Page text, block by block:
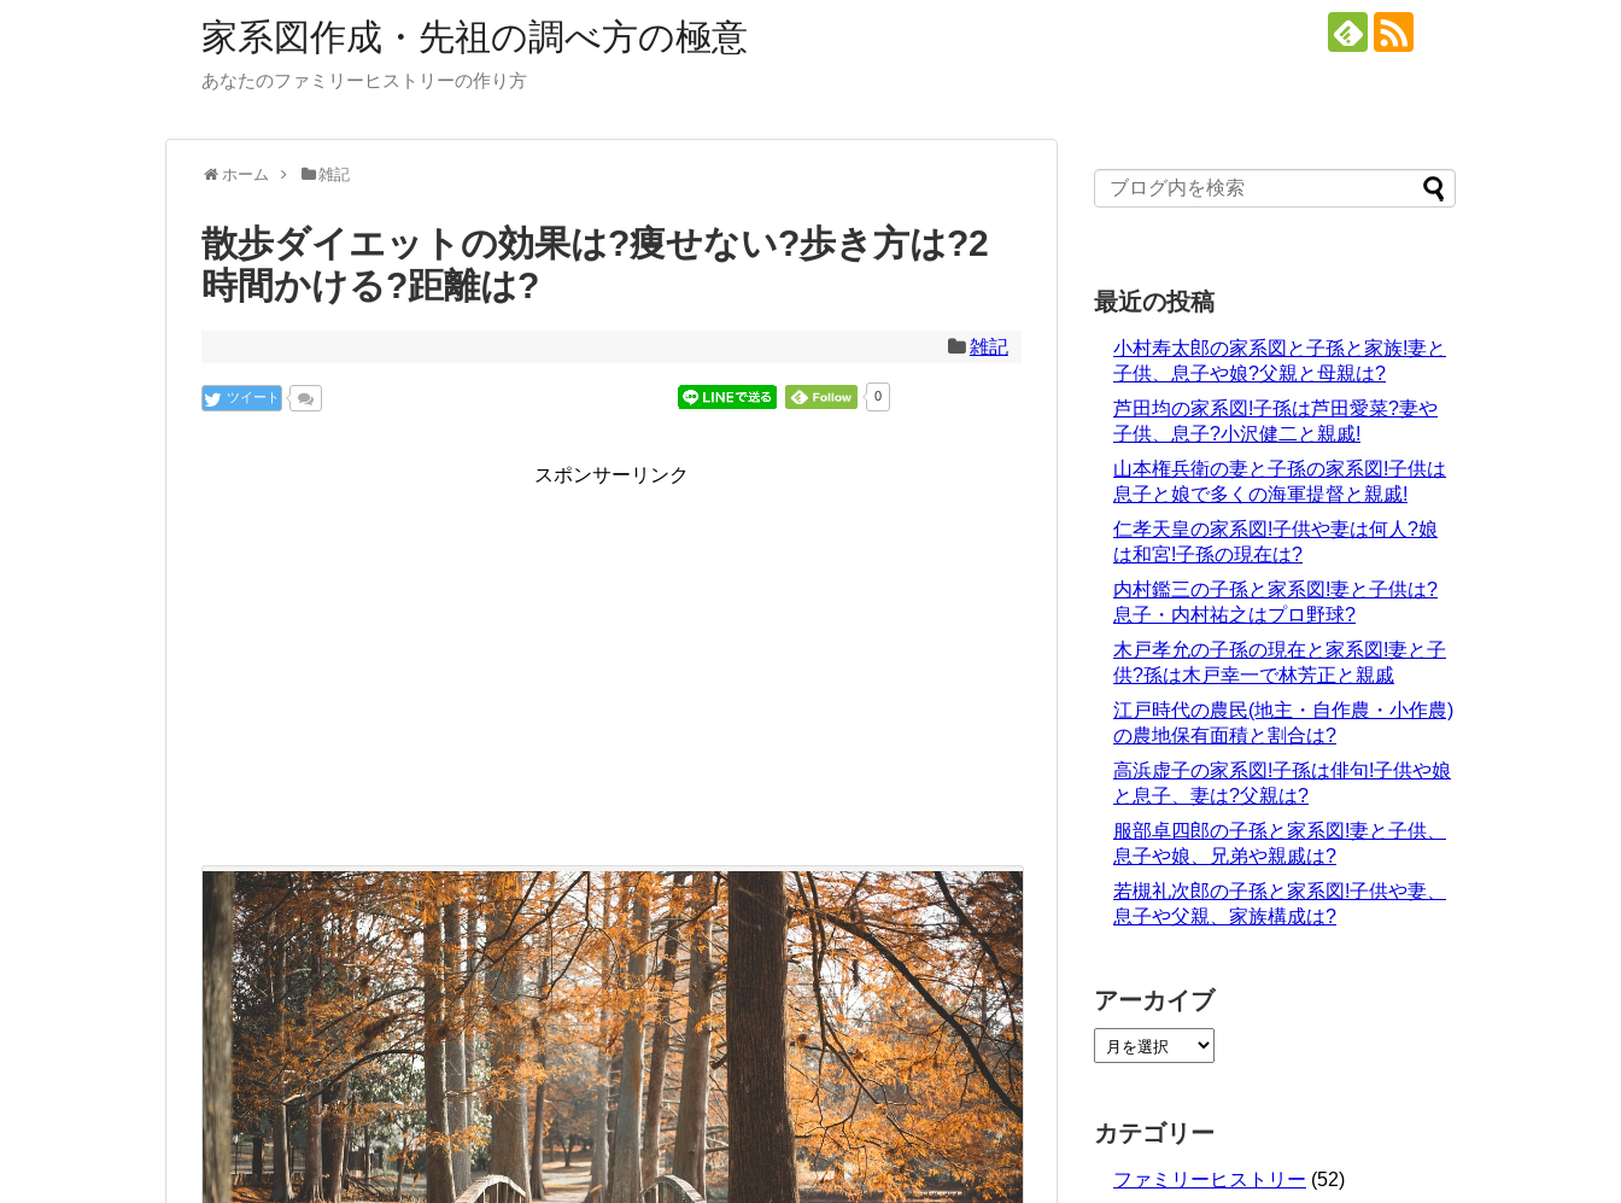
家系図作成・先祖の調べ方の極意
あなたのファミリーヒストリーの作り方
ホーム 雑記
散歩ダイエットの効果は?痩せない?歩き方は?2
時間かける?距離は?
雑記
ツイート 0
スポンサーリンク
最近の投稿
小村寿太郎の家系図と子孫と家族!妻と
子供、息子や娘?父親と母親は?
芦田均の家系図!子孫は芦田愛菜?妻や
子供、息子?小沢健二と親戚!
山本権兵衛の妻と子孫の家系図!子供は
息子と娘で多くの海軍提督と親戚!
仁孝天皇の家系図!子供や妻は何人?娘
は和宮!子孫の現在は?
内村鑑三の子孫と家系図!妻と子供は?
息子・内村祐之はプロ野球?
木戸孝允の子孫の現在と家系図!妻と子
供?孫は木戸幸一で林芳正と親戚
江戸時代の農民(地主・自作農・小作農)
の農地保有面積と割合は?
高浜虚子の家系図!子孫は俳句!子供や娘
と息子、妻は?父親は?
服部卓四郎の子孫と家系図!妻と子供、
息子や娘、兄弟や親戚は?
若槻礼次郎の子孫と家系図!子供や妻、
息子や父親、家族構成は?
アーカイブ
カテゴリー
ファミリーヒストリー (52)